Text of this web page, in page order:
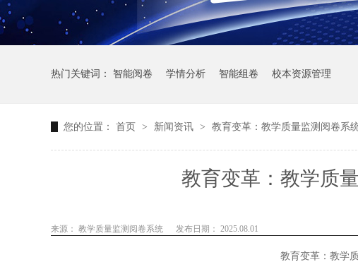
热门关键词： 智能阅卷 学情分析 智能组卷 校本资源管理
您的位置： 首页 > 新闻资讯 > 教育变革：教学质量监测阅卷系
教育变革：教学质
来源： 教学质量监测阅卷系统 发布日期： 2025.08.01
教育变革：教学